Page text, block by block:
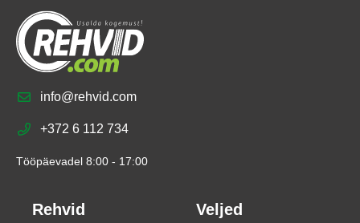
info@rehvid.com
+372 6 112 734
Tööpäevadel 8:00 - 17:00
Rehvid Veljed